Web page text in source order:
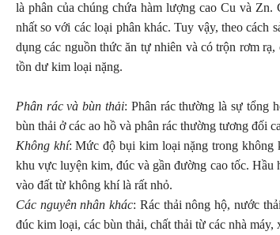
là phân của chúng chứa hàm lượng cao Cu và
nhất so với các loại phân khác. Tuy vậy, theo cách
dụng các nguồn thức ăn tự nhiên và có trộn rơm
tồn dư kim loại nặng.
Phân rác và bùn thải: Phân rác thường là sự tổng
bùn thải ở các ao hồ và phân rác thường tương đối
Không khí: Mức độ bụi kim loại nặng trong không
khu vực luyện kim, đúc và gần đường cao tốc.
vào đất từ không khí là rất nhỏ.
Các nguyên nhân khác: Rác thải nông hộ, nước
đúc kim loại, các bùn thải, chất thải từ các nhà
ĐỒNG HÀNH CÙNG NHÀ NÔNG:
XỬ LÝ CHO CÂY TRỒNG RA NHIỀU
HOA, ĐẬU NHIỀU TRÁI
VƯỜN SẦU
TIÊU TẠI
VƯỢT